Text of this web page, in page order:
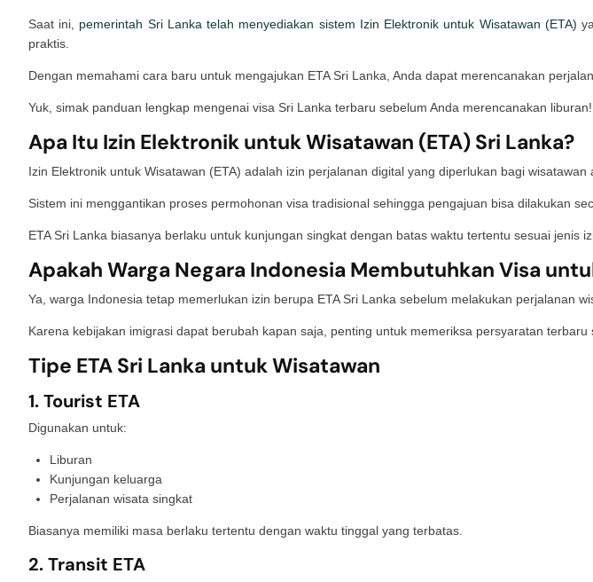
Saat ini, pemerintah Sri Lanka telah menyediakan sistem Izin Elektronik untuk Wisatawan (ETA)
praktis.
Dengan memahami cara baru untuk mengajukan ETA Sri Lanka, Anda dapat merencanakan
Yuk, simak panduan lengkap mengenai visa Sri Lanka terbaru sebelum Anda merencanakan liburan!
Apa Itu Izin Elektronik untuk Wisatawan (ETA) Sri Lanka?
Izin Elektronik untuk Wisatawan (ETA) adalah izin perjalanan digital yang diperlukan bagi
Sistem ini menggantikan proses permohonan visa tradisional sehingga pengajuan bisa dilakukan
ETA Sri Lanka biasanya berlaku untuk kunjungan singkat dengan batas waktu tertentu sesuai jenis
Apakah Warga Negara Indonesia Membutuhkan Visa
Ya, warga Indonesia tetap memerlukan izin berupa ETA Sri Lanka sebelum melakukan perjalanan
Karena kebijakan imigrasi dapat berubah kapan saja, penting untuk memeriksa persyaratan terbaru
Tipe ETA Sri Lanka untuk Wisatawan
1. Tourist ETA
Digunakan untuk:
Liburan
Kunjungan keluarga
Perjalanan wisata singkat
Biasanya memiliki masa berlaku tertentu dengan waktu tinggal yang terbatas.
2. Transit ETA